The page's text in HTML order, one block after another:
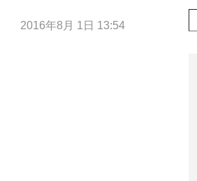
2016年8月 1日 13:54